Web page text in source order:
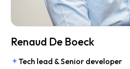
Renaud De Boeck
Tech lead & Senior developer